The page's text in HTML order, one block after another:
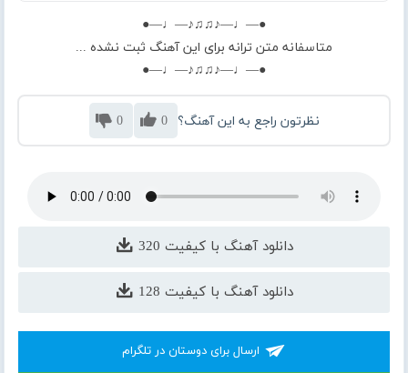
●—♩—♪♫♫♪—♩—●
متاسفانه متن ترانه برای این آهنگ ثبت نشده ...
●—♩—♪♫♫♪—♩—●
نظرتون راجع به این آهنگ؟ 0
0
دانلود آهنگ با کیفیت 320
دانلود آهنگ با کیفیت 128
ارسال برای دوستان در تلگرام